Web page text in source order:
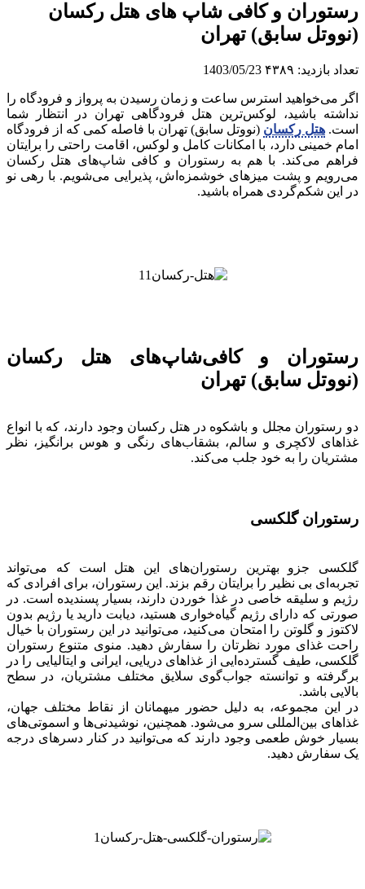
رستوران و کافی شاپ های هتل رکسان
(نووتل سابق) تهران
تعداد بازدید: ۴۳۸۹ 1403/05/23
اگر می‌خواهید استرس ساعت و زمان رسیدن به پرواز و فرودگاه را
نداشته باشید، لوکس‌ترین هتل فرودگاهی تهران در انتظار شما
است. هتل رکسان (نووتل سابق) تهران با فاصله کمی که از فرودگاه
امام خمینی دارد، با امکانات کامل و لوکس‌، اقامت راحتی را برایتان
فراهم می‌کند. با هم به رستوران و کافی شاپ‌های هتل رکسان
می‌رویم و پشت میزهای خوشمزه‌اش، پذیرایی می‌شویم. با رهی نو
در این شکم‌گردی همراه باشید.
رستوران‌ و کافی‌شاپ‌های هتل رکسان
(نووتل سابق) تهران
دو رستوران مجلل و باشکوه در هتل رکسان وجود دارند، که با انواع
غذاهای لاکچری و سالم، بشقاب‌های رنگی و هوس برانگیز، نظر
مشتریان را به خود جلب می‌کند.
رستوران گلکسی
گلکسی جزو بهترین رستوران‌های این هتل است که می‌تواند
تجربه‌ای بی نظیر را برایتان رقم بزند. این رستوران، برای افرادی که
رژیم و سلیقه خاصی در غذا خوردن دارند، بسیار پسندیده است. در
صورتی که دارای رژیم گیاه‌خواری هستید، دیابت دارید یا رژیم بدون
لاکتوز و گلوتن را امتحان می‌کنید، می‌توانید در این رستوران با خیال
راحت غذای مورد نظرتان را سفارش دهید. منوی متنوع رستوران
گلکسی، طیف گسترده‌ایی از غذاهای دریایی، ایرانی و ایتالیایی را در
برگرفته و توانسته جواب‌گوی سلایق مختلف مشتریان، در سطح
بالایی باشد.
در این مجموعه، به دلیل حضور میهمانان از نقاط مختلف جهان،
غذاهای بین‌‎المللی سرو می‌شود. همچنین، نوشیدنی‌ها و اسموتی‌های
بسیار خوش طعمی وجود دارند که می‌توانید در کنار دسرهای درجه
یک سفارش دهید.